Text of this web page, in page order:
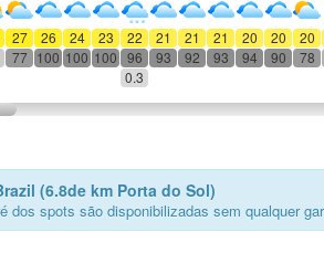
27 26 24 23 22 21 21 21 20 20
20
77 100 100 100 96 93 92 93 94 90
78
0.3
(6.8de km Porta do Sol)
dos spots são disponibilizadas sem qualquer